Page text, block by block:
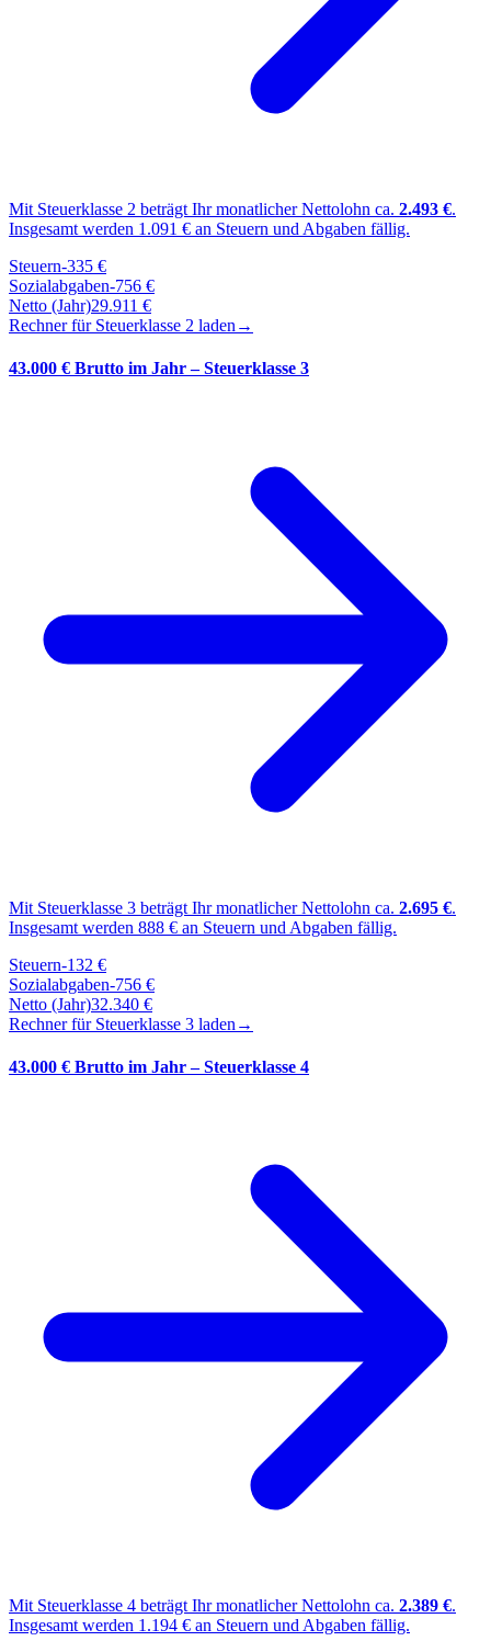
Mit Steuerklasse 2 beträgt Ihr monatlicher Nettolohn ca. 2.493 €.
Insgesamt werden 1.091 € an Steuern und Abgaben fällig.
Steuern-335 €
Sozialabgaben-756 €
Netto (Jahr)29.911 €
Rechner für Steuerklasse 2 laden →
43.000 € Brutto im Jahr – Steuerklasse 3
Mit Steuerklasse 3 beträgt Ihr monatlicher Nettolohn ca. 2.695 €.
Insgesamt werden 888 € an Steuern und Abgaben fällig.
Steuern-132 €
Sozialabgaben-756 €
Netto (Jahr)32.340 €
Rechner für Steuerklasse 3 laden →
43.000 € Brutto im Jahr – Steuerklasse 4
Mit Steuerklasse 4 beträgt Ihr monatlicher Nettolohn ca. 2.389 €.
Insgesamt werden 1.194 € an Steuern und Abgaben fällig.